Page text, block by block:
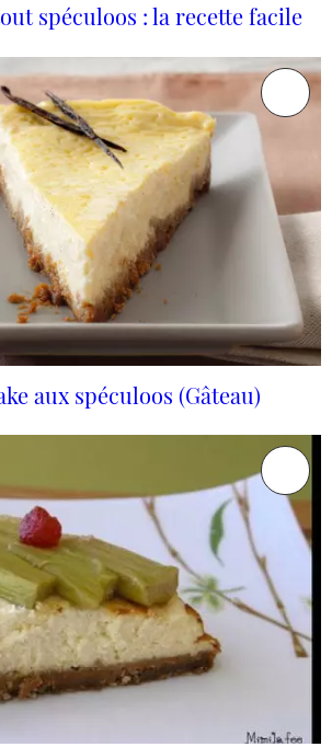
spéculoos : la recette facile
aux spéculoos (Gâteau)